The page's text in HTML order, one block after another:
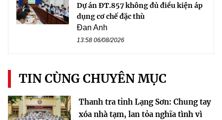
Dự án ĐT.857 không đủ điều kiện áp
dụng cơ chế đặc thù
Đan Anh
13:58 06/08/2026
TIN CÙNG CHUYÊN MỤC
Thanh tra tỉnh Lạng Sơn: Chung tay
xóa nhà tạm, lan tỏa nghĩa tình vì